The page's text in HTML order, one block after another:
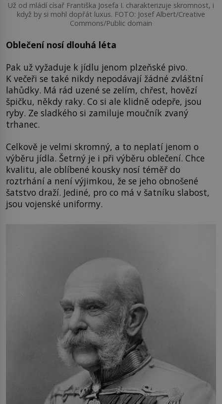
Už od mládí císař Františka Josefa I. charakterizuje skromnost, i
když by si mohl dopřát luxus. FOTO: Josef Albert/Creative
Commons/Public domain
Oblečení nosí dlouhá léta
Pak už vyžaduje k jídlu jenom plzeňské pivo.
K večeři se také nikdy nepodávají žádné zvláštní
lahůdky. Má rád uzené se zelím, chřest, hovězí
špičku, někdy raky. Co si ale klidně odepře, jsou
ryby. Ze sladkého si zamiluje moučník zvaný
trhanec.
Celkově je velmi skromný, a to neplatí jenom o
výběru jídla. Šetrný je i při výběru oblečení. Chce
kvalitu, ale oblíbené kousky nosí téměř do
roztrhání a není výjimkou, že se jeho obnošené
šatstvo draží. Jediné, pro co má v šatníku slabost,
jsou vojenské uniformy.